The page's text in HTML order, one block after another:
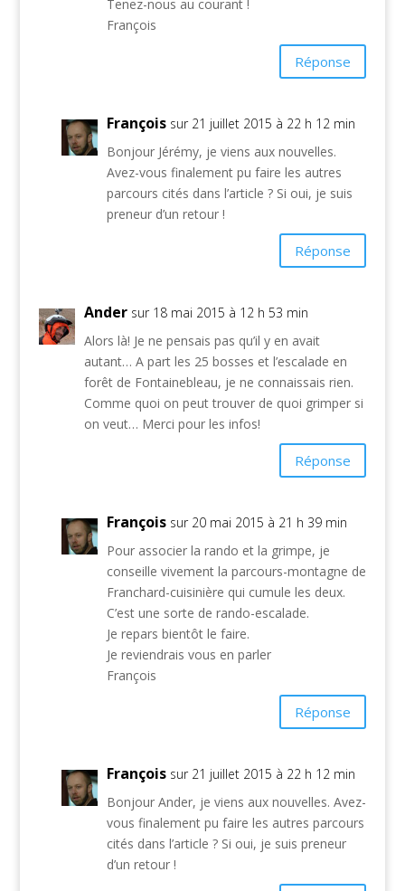
Tenez-nous au courant !
François
Réponse
François sur 21 juillet 2015 à 22 h 12 min
Bonjour Jérémy, je viens aux nouvelles.
Avez-vous finalement pu faire les autres
parcours cités dans l’article ? Si oui, je suis
preneur d’un retour !
Réponse
Ander sur 18 mai 2015 à 12 h 53 min
Alors là! Je ne pensais pas qu’il y en avait
autant… A part les 25 bosses et l’escalade en
forêt de Fontainebleau, je ne connaissais rien.
Comme quoi on peut trouver de quoi grimper si
on veut… Merci pour les infos!
Réponse
François sur 20 mai 2015 à 21 h 39 min
Pour associer la rando et la grimpe, je
conseille vivement la parcours-montagne de
Franchard-cuisinière qui cumule les deux.
C’est une sorte de rando-escalade.
Je repars bientôt le faire.
Je reviendrais vous en parler
François
Réponse
François sur 21 juillet 2015 à 22 h 12 min
Bonjour Ander, je viens aux nouvelles. Avez-
vous finalement pu faire les autres parcours
cités dans l’article ? Si oui, je suis preneur
d’un retour !